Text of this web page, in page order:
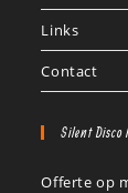
Links
Contact
Silent Disco
Offerte op